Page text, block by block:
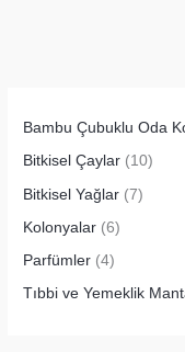
Bambu Çubuklu Oda
Bitkisel Çaylar (10)
Bitkisel Yağlar (7)
Kolonyalar (6)
Parfümler (4)
Tıbbi ve Yemeklik